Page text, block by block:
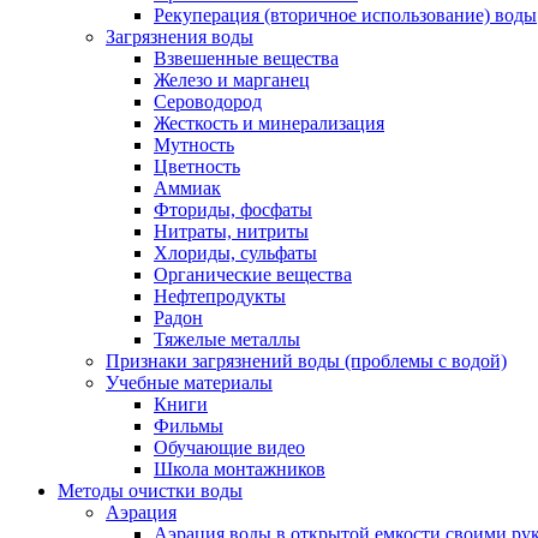
Рекуперация (вторичное использование) воды
Загрязнения воды
Взвешенные вещества
Железо и марганец
Сероводород
Жесткость и минерализация
Мутность
Цветность
Аммиак
Фториды, фосфаты
Нитраты, нитриты
Хлориды, сульфаты
Органические вещества
Нефтепродукты
Радон
Тяжелые металлы
Признаки загрязнений воды (проблемы с водой)
Учебные материалы
Книги
Фильмы
Обучающие видео
Школа монтажников
Методы очистки воды
Аэрация